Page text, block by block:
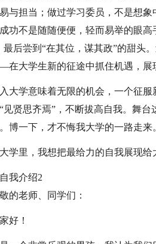
与担当；做过学习委员，不是想象
功不是随随便便，轻而易举的眼
最后尝到“在其位，谋其政”的甜头
大学生新的征途中抓住机遇，展
大学意味着无限的机会，一个征
见贤思齐焉”，不断拔高自我。舞
博一下，才不悔我大学的一路走来
学里，我想把最给力的自我展现给
我介绍2
的老师、同学们：
好！